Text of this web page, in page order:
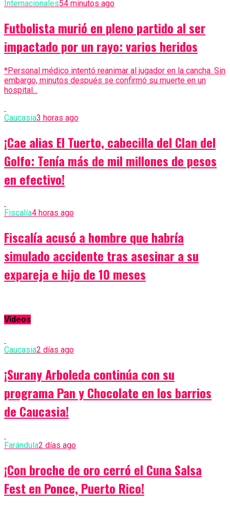
Internacionales54 minutos ago
Futbolista murió en pleno partido al ser
impactado por un rayo: varios heridos
*Personal médico intentó reanimar al jugador en la cancha. Sin
embargo, minutos después se confirmó su muerte en un
hospital...
Caucasia3 horas ago
¡Cae alias El Tuerto, cabecilla del Clan del
Golfo: Tenía más de mil millones de pesos
en efectivo!
Fiscalía4 horas ago
Fiscalía acusó a hombre que habría
simulado accidente tras asesinar a su
expareja e hijo de 10 meses
Videos
Caucasia2 días ago
¡Surany Arboleda continúa con su
programa Pan y Chocolate en los barrios
de Caucasia!
Farándula2 días ago
¡Con broche de oro cerró el Cuna Salsa
Fest en Ponce, Puerto Rico!